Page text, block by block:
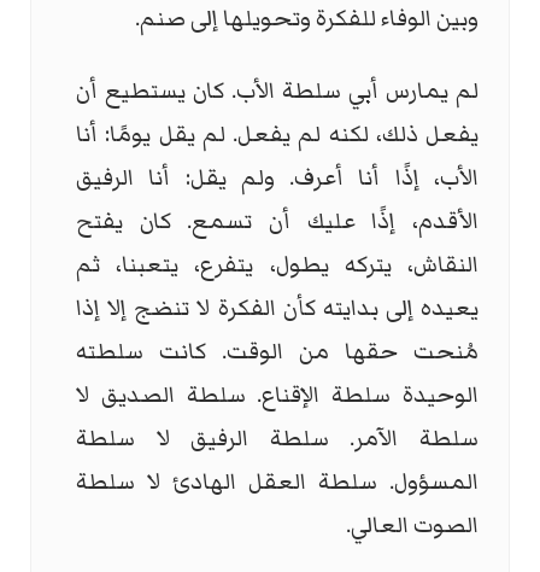
وبين الوفاء للفكرة وتحويلها إلى صنم.
لم يمارس أبي سلطة الأب. كان يستطيع أن
يفعل ذلك، لكنه لم يفعل. لم يقل يومًا: أنا
الأب، إذًا أنا أعرف. ولم يقل: أنا الرفيق
الأقدم، إذًا عليك أن تسمع. كان يفتح
النقاش، يتركه يطول، يتفرع، يتعبنا، ثم
يعيده إلى بدايته كأن الفكرة لا تنضج إلا إذا
مُنحت حقها من الوقت. كانت سلطته
الوحيدة سلطة الإقناع. سلطة الصديق لا
سلطة الآمر. سلطة الرفيق لا سلطة
المسؤول. سلطة العقل الهادئ لا سلطة
الصوت العالي.